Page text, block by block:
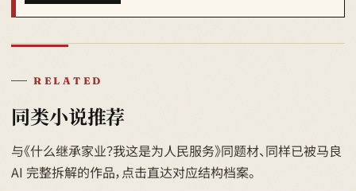
RELATED
同类小说推荐
与《什么继承家业？我这是为人民服务》同题材、同样已被马良
AI 完整拆解的作品，点击直达对应结构档案。